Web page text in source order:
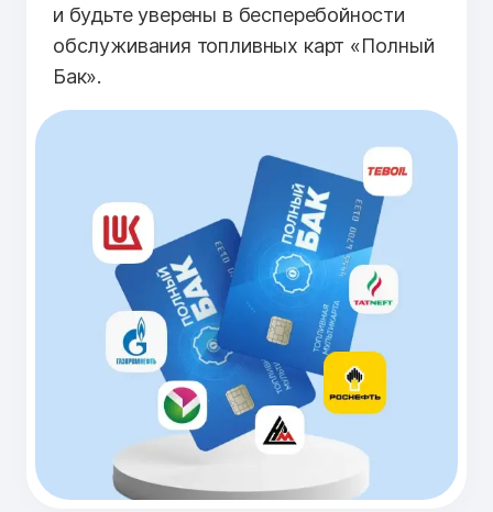
и будьте уверены в бесперебойности
обслуживания топливных карт «Полный
Бак».